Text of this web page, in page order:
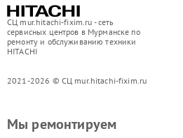
СЦ mur.hitachi-fixim.ru - сеть
сервисных центров в Мурманске по
ремонту и обслуживанию техники
HITACHI
2021-2026 © СЦ mur.hitachi-fixim.ru
Мы ремонтируем